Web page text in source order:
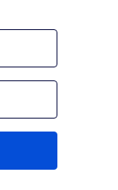
trademarks of
are the property of